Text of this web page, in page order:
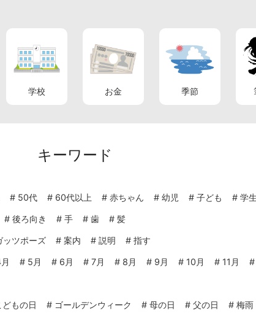
学校 お金 季節
キーワード
# 50代 # 60代以上 # 赤ちゃん # 幼児 # 子ども # 学生
# 後ろ向き # 手 # 歯 # 髪
ッツポーズ # 案内 # 説明 # 指す
# 5月 # 6月 # 7月 # 8月 # 9月 # 10月 # 11月 #
どもの日 # ゴールデンウィーク # 母の日 # 父の日 # 梅雨